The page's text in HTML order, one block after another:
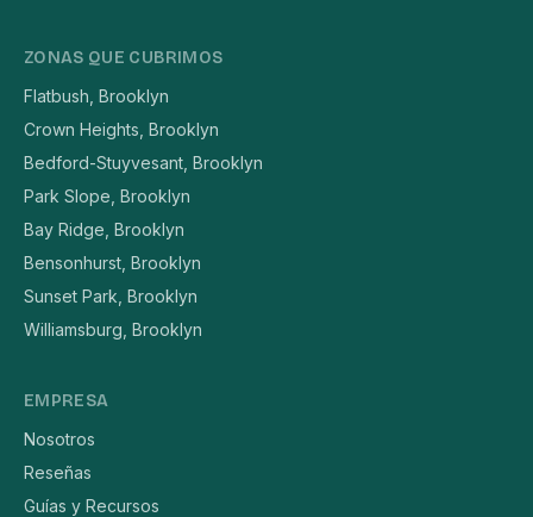
ZONAS QUE CUBRIMOS
Flatbush, Brooklyn
Crown Heights, Brooklyn
Bedford-Stuyvesant, Brooklyn
Park Slope, Brooklyn
Bay Ridge, Brooklyn
Bensonhurst, Brooklyn
Sunset Park, Brooklyn
Williamsburg, Brooklyn
EMPRESA
Nosotros
Reseñas
Guías y Recursos